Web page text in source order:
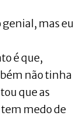
mas eu
é que,
não tinha
que as
medo de